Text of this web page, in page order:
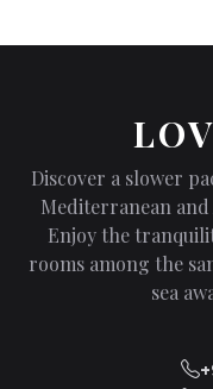
LOV
Discover a slower
Mediterranean and
Enjoy the
rooms among the
sea